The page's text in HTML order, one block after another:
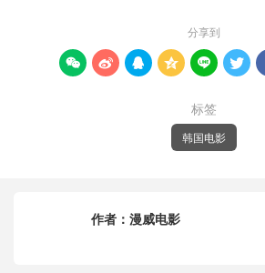
分享到
     
标签
韩国电影
作者： 漫威电影